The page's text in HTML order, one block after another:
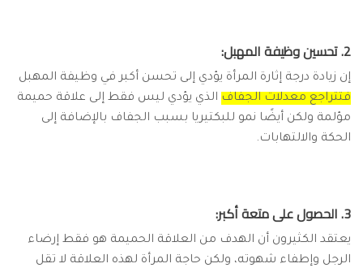
2. تحسين وظيفة المهبل:
إن زيادة درجة إثارة المرأة يؤدي إلى تحسن أكبر في وظيفة المهبل
فتتراجع معدلات الجفاف الذي يؤدي ليس فقط إلى علاقة حميمة
مؤلمة ولكن أيضًا نمو للبكتيريا بسبب الجفاف بالإضافة إلى
الحكة والالتهابات.
3. الحصول على متعة أكبر:
يعتقد الكثيرون أن الهدف من العلاقة الحميمة هو فقط إرضاء
الرجل وإطفاء شهوته، ولكن حاجة المرأة لهذه العلاقة لا تقل